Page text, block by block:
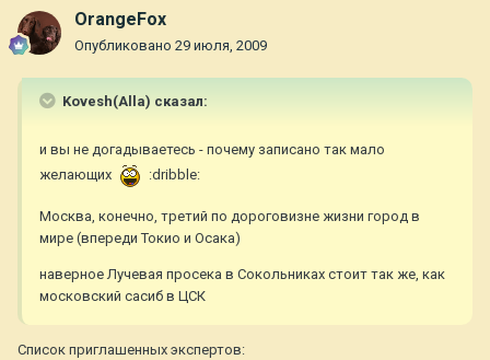
OrangeFox
Опубликовано 29 июля, 2009
Kovesh(Alla) сказал:
и вы не догадываетесь - почему записано так мало
желающих
:dribble:
Москва, конечно, третий по дороговизне жизни город в
мире (впереди Токио и Осака)
наверное Лучевая просека в Сокольниках стоит так же, как
московский сасиб в ЦСК
Список приглашенных экспертов: